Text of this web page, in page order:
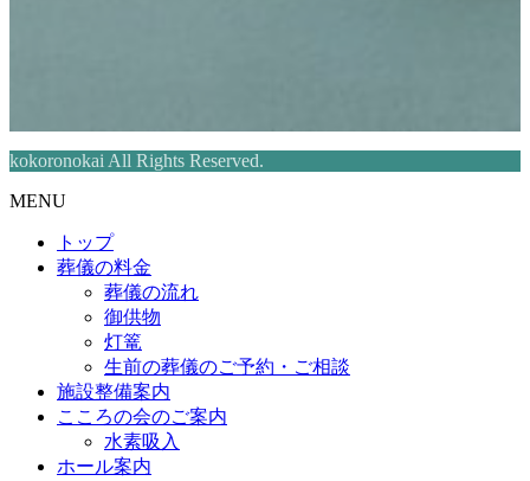
kokoronokai All Rights Reserved.
MENU
トップ
葬儀の料金
葬儀の流れ
御供物
灯篭
生前の葬儀のご予約・ご相談
施設整備案内
こころの会のご案内
水素吸入
ホール案内